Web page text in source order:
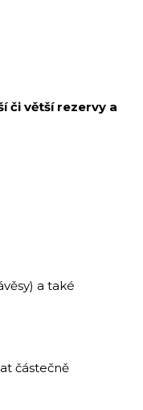
či větší rezervy a
a také
částečně